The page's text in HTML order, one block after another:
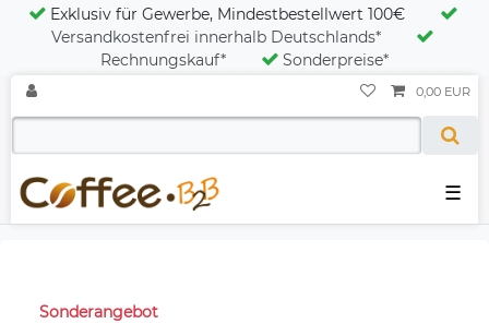
Exklusiv für Gewerbe, Mindestbestellwert 100€
Versandkostenfrei innerhalb Deutschlands*
Rechnungskauf*
Sonderpreise*
☰
0,00 EUR
Sonderangebot